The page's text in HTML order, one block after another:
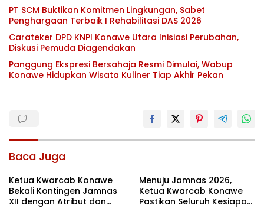
PT SCM Buktikan Komitmen Lingkungan, Sabet
Penghargaan Terbaik I Rehabilitasi DAS 2026
Carateker DPD KNPI Konawe Utara Inisiasi Perubahan,
Diskusi Pemuda Diagendakan
Panggung Ekspresi Bersahaja Resmi Dimulai, Wabup
Konawe Hidupkan Wisata Kuliner Tiap Akhir Pekan
Baca Juga
Ketua Kwarcab Konawe
Bekali Kontingen Jamnas
XII dengan Atribut dan
Menuju Jamnas 2026,
Ketua Kwarcab Konawe
Pastikan Seluruh Kesiapan